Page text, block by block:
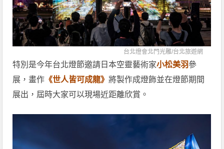
台北燈會北門光雕/台北旅遊網
特別是今年台北燈節邀請日本空靈藝術家小松美羽參
展，畫作 《世人皆可成龍》將製作成燈飾並在燈節期間
展出，屆時大家可以現場近距離欣賞。